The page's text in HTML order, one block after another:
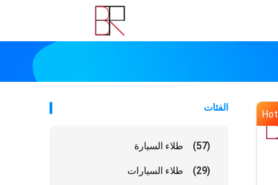
الفئات
طلاء السيارة (57)
طلاء السيارات (29)
Hot